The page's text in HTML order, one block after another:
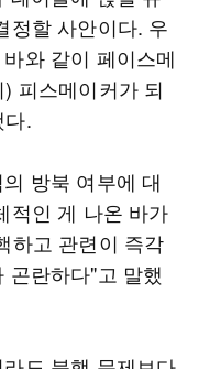
정할 사안이다. 우
와 같이 페이스메
피스메이커가 되
다.
방북 여부에 대
적인 게 나온 바가
하고 관련이 즉각
곤란하다"고 말했